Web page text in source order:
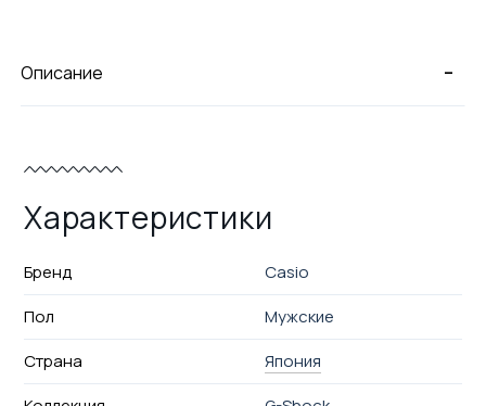
-
Описание
Характеристики
Бренд
Casio
Пол
Мужские
Страна
Япония